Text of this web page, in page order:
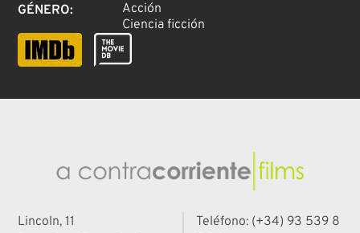
GÉNERO:
Acción
Ciencia ficción
Lincoln, 11
Teléfono: (+34) 93 539 8